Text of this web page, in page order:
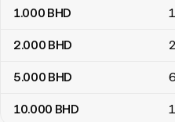
1.000 BHD
2.000 BHD
5.000 BHD
10.000 BHD